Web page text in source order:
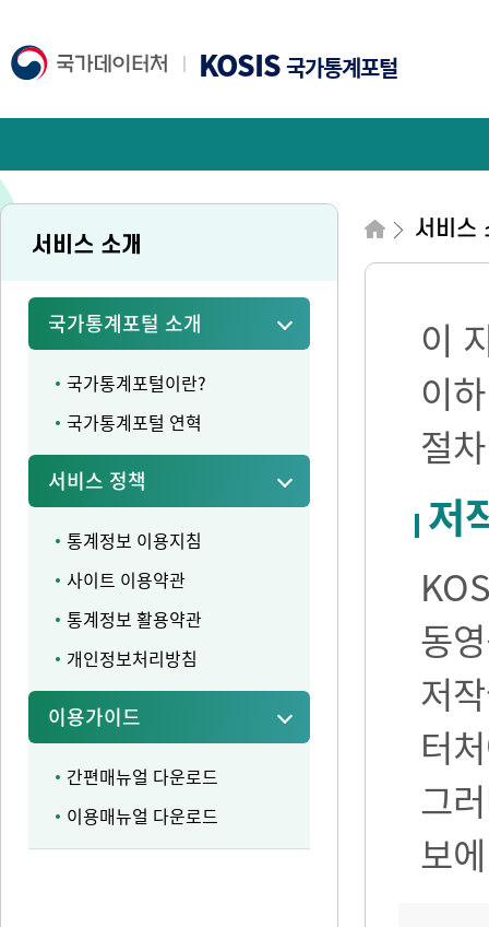
KOSIS국가통계포털
서비스 소개
국가통계포털 소개
국가통계포털이란?
국가통계포털 연혁
서비스 정책
통계정보 이용지침
사이트 이용약관
통계정보 활용약관
개인정보처리방침
이용가이드
간편매뉴얼 다운로드
이용매뉴얼 다운로드
서비스
이
이
절
저
동
저
터
그
보